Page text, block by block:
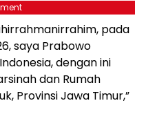
pada
saya Prabowo
dengan ini
dan Rumah
Provinsi Jawa Timur,”